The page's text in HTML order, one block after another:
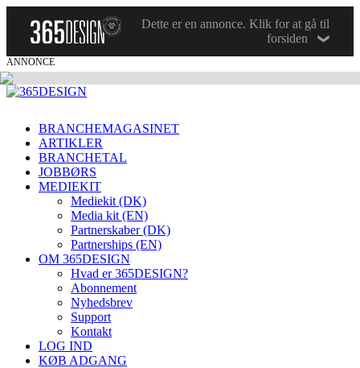
Dette er en annonce. Klik for at gå til
forsiden
ANNONCE
BRANCHEMAGASINET
ARTIKLER
BRANCHETAL
JOBBØRS
MEDIEKIT
Mediekit (DK)
Media kit (EN)
Partnerskaber (DK)
Partnerships (EN)
OM 365DESIGN
Hvad er 365DESIGN?
Abonnement
Nyhedsbrev
Support
Kontakt
LOG IND
KØB ADGANG